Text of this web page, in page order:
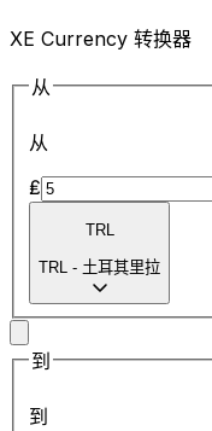
XE Currency 转换器
从
从
₤
TRL
TRL - 土耳其里拉
到
到